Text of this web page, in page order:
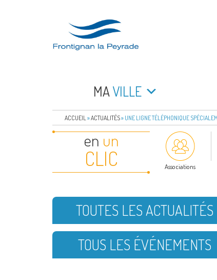
FRONTIGNAN
MAVILLE
ACCUEIL »ACTUALITÉS» UNE LIGNE TÉLÉPHONIQUE
en un
CLIC Associations
TOUTES LES ACTUALITÉS
TOUS LES ÉVÉNEMENTS